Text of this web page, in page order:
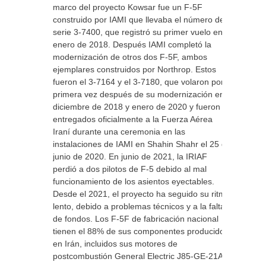
marco del proyecto Kowsar fue un F-5F
construido por IAMI que llevaba el número de
serie 3-7400, que registró su primer vuelo en
enero de 2018. Después IAMI completó la
modernización de otros dos F-5F, ambos
ejemplares construidos por Northrop. Estos
fueron el 3-7164 y el 3-7180, que volaron por
primera vez después de su modernización en
diciembre de 2018 y enero de 2020 y fueron
entregados oficialmente a la Fuerza Aérea
Iraní durante una ceremonia en las
instalaciones de IAMI en Shahin Shahr el 25 de
junio de 2020. En junio de 2021, la IRIAF
perdió a dos pilotos de F-5 debido al mal
funcionamiento de los asientos eyectables.
Desde el 2021, el proyecto ha seguido su ritmo
lento, debido a problemas técnicos y a la falta
de fondos. Los F-5F de fabricación nacional
tienen el 88% de sus componentes producidos
en Irán, incluidos sus motores de
postcombustión General Electric J85-GE-21A